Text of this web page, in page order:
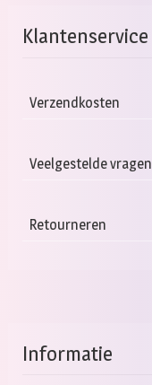
Klantenservice
Verzendkosten
Veelgestelde vragen
Retourneren
Informatie